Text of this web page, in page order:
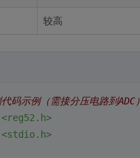
较高
示例（需接分压电路到ADC）
<reg52.h>
<stdio.h>